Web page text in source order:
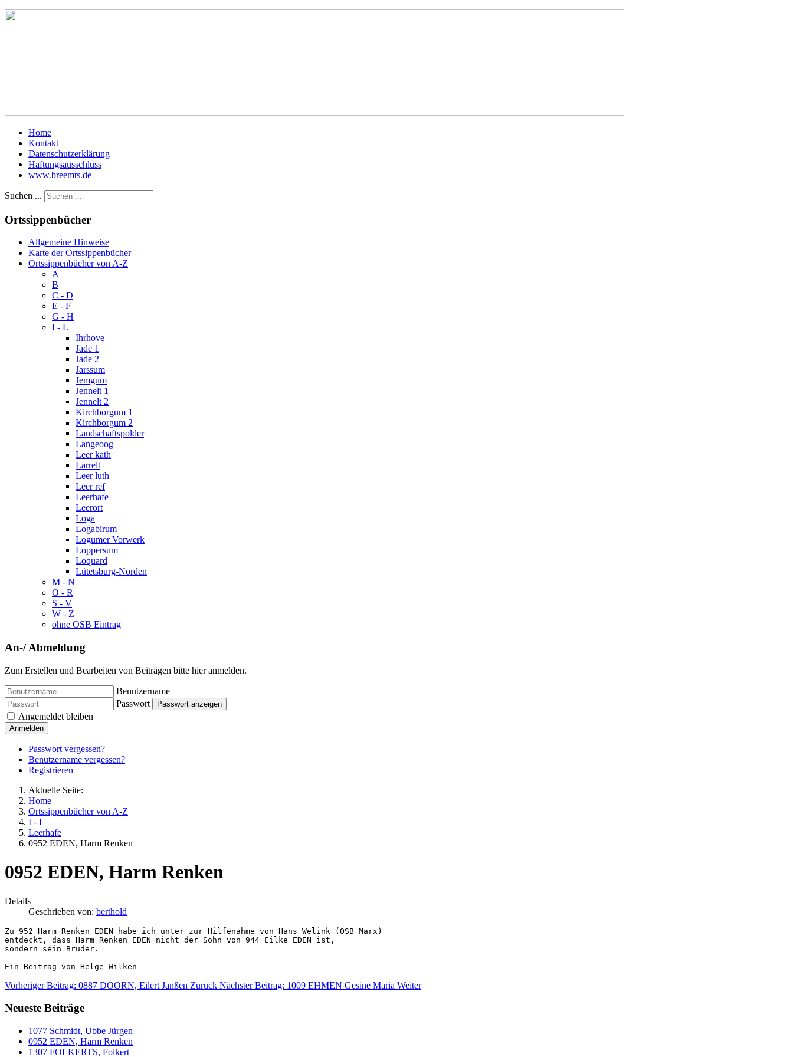
Home
Kontakt
Datenschutzerklärung
Haftungsausschluss
www.breemts.de
Suchen ...
Ortssippenbücher
Allgemeine Hinweise
Karte der Ortssippenbücher
Ortssippenbücher von A-Z
A
B
C - D
E - F
G - H
I - L
Ihrhove
Jade 1
Jade 2
Jarssum
Jemgum
Jennelt 1
Jennelt 2
Kirchborgum 1
Kirchborgum 2
Landschaftspolder
Langeoog
Leer kath
Larrelt
Leer luth
Leer ref
Leerhafe
Leerort
Loga
Logabirum
Logumer Vorwerk
Loppersum
Loquard
Lütetsburg-Norden
M - N
O - R
S - V
W - Z
ohne OSB Eintrag
An-/ Abmeldung
Zum Erstellen und Bearbeiten von Beiträgen bitte hier anmelden.
Benutzername
Passwort
Passwort anzeigen
Angemeldet bleiben
Anmelden
Passwort vergessen?
Benutzername vergessen?
Registrieren
Aktuelle Seite:
Home
Ortssippenbücher von A-Z
I - L
Leerhafe
0952 EDEN, Harm Renken
0952 EDEN, Harm Renken
Details
Geschrieben von: berthold
Zu 952 Harm Renken EDEN habe ich unter zur Hilfenahme von Hans Welink (OSB Marx)
entdeckt, dass Harm Renken EDEN nicht der Sohn von 944 Eilke EDEN ist,
sondern sein Bruder.
Ein Beitrag von Helge Wilken
Vorheriger Beitrag: 0887 DOORN, Eilert Janßen Zurück Nächster Beitrag: 1009 EHMEN Gesine Maria Weiter
Neueste Beiträge
1077 Schmidt, Ubbe Jürgen
0952 EDEN, Harm Renken
1307 FOLKERTS, Folkert